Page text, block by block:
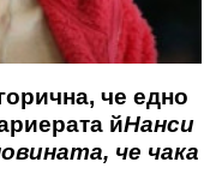
че едно
йНанси
че чака